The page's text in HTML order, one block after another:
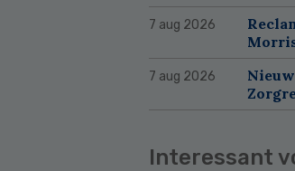
7 aug 2026
7 aug 2026
Interessant